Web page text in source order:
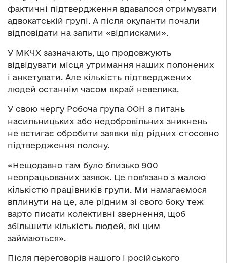
фактичні підтвердження вдавалося отримувати
адвокатській групі. А після окупанти почали
відповідати на запити «відписками».
У МКЧХ зазначають, що продовжують
відвідувати місця утримання наших полонених
і анкетувати. Але кількість підтверджених
людей останнім часом вкрай невелика.
У свою чергу Робоча група ООН з питань
насильницьких або недобровільних зникнень
не встигає обробити заявки від рідних стосовно
підтвердження полону.
«Нещодавно там було близько 900
неопрацьованих заявок. Це пов’язано з малою
кількістю працівників групи. Ми намагаємося
вплинути на це, але рідним зі свого боку теж
варто писати колективні звернення, щоб
збільшити кількість людей, які цим
займаються».
Після переговорів нашого і російського